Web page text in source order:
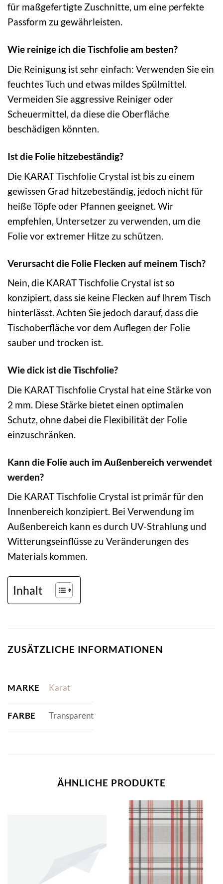
für maßgefertigte Zuschnitte, um eine perfekte
Passform zu gewährleisten.
Wie reinige ich die Tischfolie am besten?
Die Reinigung ist sehr einfach: Verwenden Sie ein
feuchtes Tuch und etwas mildes Spülmittel.
Vermeiden Sie aggressive Reiniger oder
Scheuermittel, da diese die Oberfläche
beschädigen könnten.
Ist die Folie hitzebeständig?
Die KARAT Tischfolie Crystal ist bis zu einem
gewissen Grad hitzebeständig, jedoch nicht für
heiße Töpfe oder Pfannen geeignet. Wir
empfehlen, Untersetzer zu verwenden, um die
Folie vor extremer Hitze zu schützen.
Verursacht die Folie Flecken auf meinem Tisch?
Nein, die KARAT Tischfolie Crystal ist so
konzipiert, dass sie keine Flecken auf Ihrem Tisch
hinterlässt. Achten Sie jedoch darauf, dass die
Tischoberfläche vor dem Auflegen der Folie
sauber und trocken ist.
Wie dick ist die Tischfolie?
Die KARAT Tischfolie Crystal hat eine Stärke von
2 mm. Diese Stärke bietet einen optimalen
Schutz, ohne dabei die Flexibilität der Folie
einzuschränken.
Kann die Folie auch im Außenbereich verwendet
werden?
Die KARAT Tischfolie Crystal ist primär für den
Innenbereich konzipiert. Bei Verwendung im
Außenbereich kann es durch UV-Strahlung und
Witterungseinflüsse zu Veränderungen des
Materials kommen.
Inhalt
ZUSÄTZLICHE INFORMATIONEN
MARKE Karat
FARBE Transparent
ÄHNLICHE PRODUKTE